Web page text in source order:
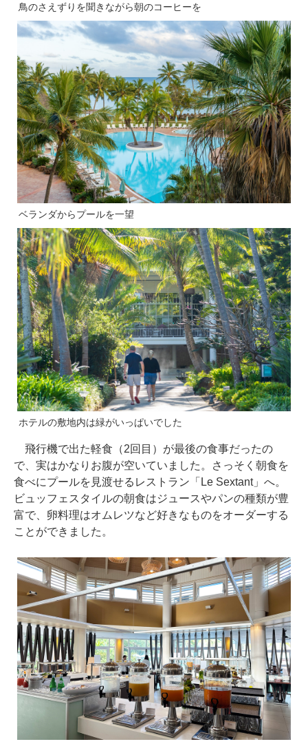
鳥のさえずりを聞きながら朝のコーヒーを
ベランダからプールを一望
ホテルの敷地内は緑がいっぱいでした
飛行機で出た軽食（2回目）が最後の食事だったの
で、実はかなりお腹が空いていました。さっそく朝食を
食べにプールを見渡せるレストラン「Le Sextant」へ。
ビュッフェスタイルの朝食はジュースやパンの種類が豊
富で、卵料理はオムレツなど好きなものをオーダーする
ことができました。